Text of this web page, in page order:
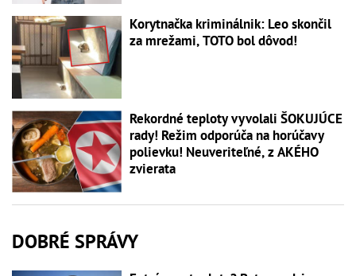
Korytnačka kriminálnik: Leo skončil
za mrežami, TOTO bol dôvod!
Rekordné teploty vyvolali ŠOKUJÚCE
rady! Režim odporúča na horúčavy
polievku! Neuveriteľné, z AKÉHO
zvierata
DOBRÉ SPRÁVY